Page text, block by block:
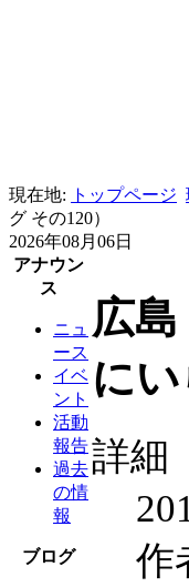
現在地: トップページ
グ その120）
2026年08月06日
アナウン
ス
ニュ
ース
イベ
ント
活動
報告
過去
の情
報
ブログ
広
に
詳細
作